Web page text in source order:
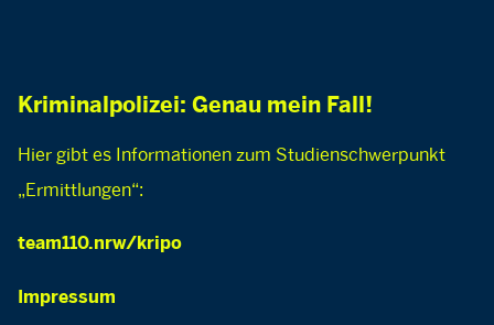
Kriminalpolizei: Genau mein Fall!
Hier gibt es Informationen zum Studienschwerpunkt
„Ermittlungen“:
team110.nrw/kripo
Impressum